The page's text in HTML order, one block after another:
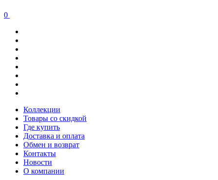
0
Коллекции
Товары со скидкой
Где купить
Доставка и оплата
Обмен и возврат
Контакты
Новости
О компании